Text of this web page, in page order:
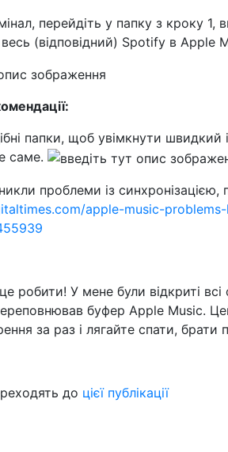
перейдіть у папку з кроку
(відповідний) Spotify в Apple
папки, щоб увімкнути швидкий
саме.
проблеми із синхронізацією,
apple-music-
робити! У мене були відкриті
буфер Apple Music.
за раз і лягайте спати,
до цієї публікації